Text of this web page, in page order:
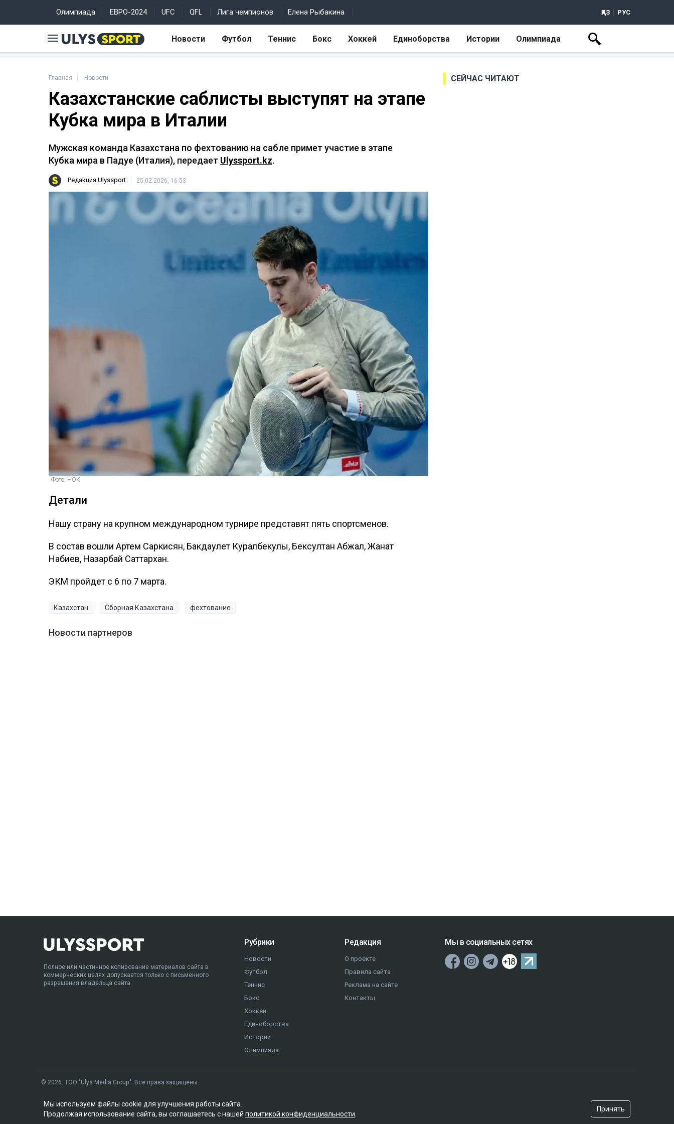
Олимпиада ЕВРО-2024 UFC QFL Лига чемпионов Елена Рыбакина ҚАЗ РУС
Новости Футбол Теннис Бокс Хоккей Единоборства Истории Олимпиада
Главная Новости
Казахстанские саблисты выступят на этапе
Кубка мира в Италии
Мужская команда Казахстана по фехтованию на сабле примет участие в этапе
Кубка мира в Падуе (Италия), передает Ulyssport.kz.
Редакция Ulyssport 25.02.2026, 16:53
Фото: НОК
Детали
Нашу страну на крупном международном турнире представят пять спортсменов.
В состав вошли Артем Саркисян, Бакдаулет Куралбекулы, Бексултан Абжал, Жанат
Набиев, Назарбай Саттархан.
ЭКМ пройдет с 6 по 7 марта.
Казахстан Сборная Казахстана фехтование
Новости партнеров
СЕЙЧАС ЧИТАЮТ
Полное или частичное копирование материалов сайта в
коммерческих целях допускается только с письменного
разрешения владельца сайта.
Рубрики
Новости
Футбол
Теннис
Бокс
Хоккей
Единоборства
Истории
Олимпиада
Редакция
О проекте
Правила сайта
Реклама на сайте
Контакты
Мы в социальных сетях
© 2026. ТОО "Ulys Media Group". Все права защищены.
Мы используем файлы cookie для улучшения работы сайта.
Продолжая использование сайта, вы соглашаетесь с нашей политикой конфиденциальности
Принять